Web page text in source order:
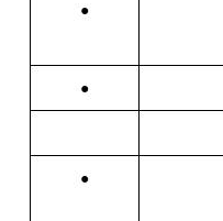
●
●
●